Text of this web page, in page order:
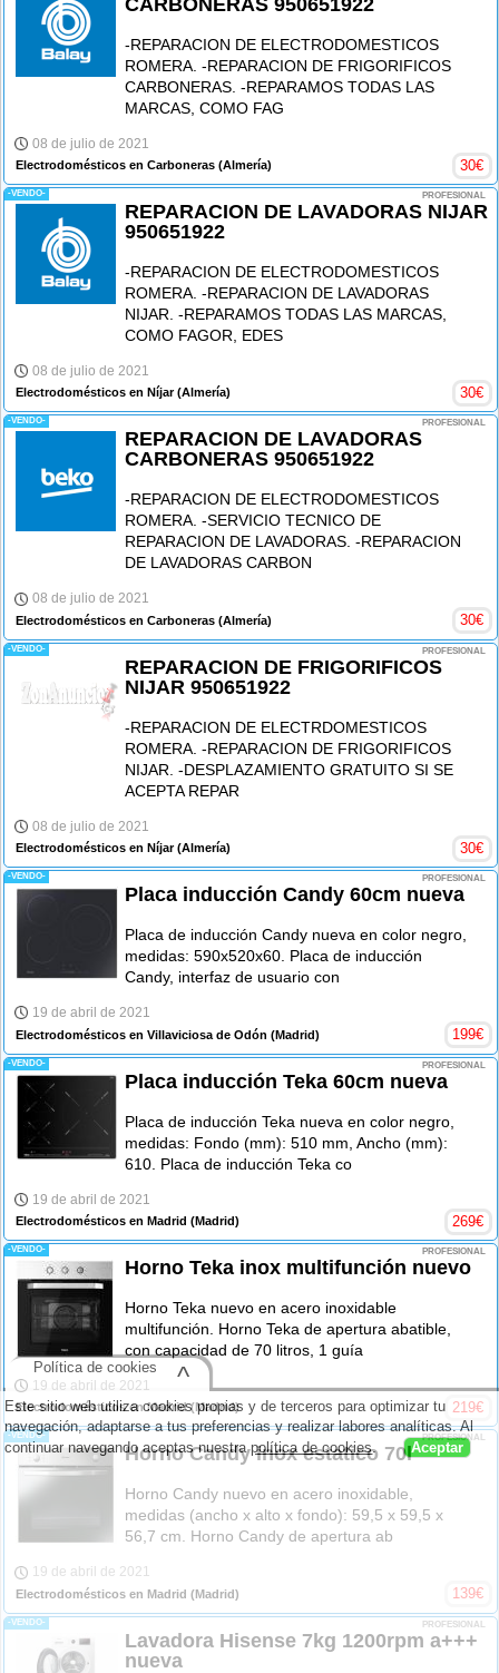
-REPARACION DE ELECTRODOMESTICOS
ROMERA. -REPARACION DE FRIGORIFICOS
CARBONERAS. -REPARAMOS TODAS LAS
MARCAS, COMO FAG
08 de julio de 2021
Electrodomésticos en Carboneras (Almería) 30€
-VENDO- PROFESIONAL
REPARACION DE LAVADORAS NIJAR
950651922
-REPARACION DE ELECTRODOMESTICOS
ROMERA. -REPARACION DE LAVADORAS
NIJAR. -REPARAMOS TODAS LAS MARCAS,
COMO FAGOR, EDES
08 de julio de 2021
Electrodomésticos en Níjar(Almería) 30€
-VENDO- PROFESIONAL
REPARACION DE LAVADORAS
CARBONERAS 950651922
-REPARACION DE ELECTRODOMESTICOS
ROMERA. -SERVICIO TECNICO DE
REPARACION DE LAVADORAS. -REPARACION
DE LAVADORAS CARBON
08 de julio de 2021
Electrodomésticos en Carboneras (Almería) 30€
-VENDO- PROFESIONAL
REPARACION DE FRIGORIFICOS
NIJAR 950651922
-REPARACION DE ELECTRDOMESTICOS
ROMERA. -REPARACION DE FRIGORIFICOS
NIJAR. -DESPLAZAMIENTO GRATUITO SI SE
ACEPTA REPAR
08 de julio de 2021
Electrodomésticos en Níjar(Almería) 30€
-VENDO- PROFESIONAL
Placa inducción Candy 60cm nueva
Placa de inducción Candy nueva en color negro,
medidas: 590x520x60. Placa de inducción
Candy, interfaz de usuario con
19 de abril de 2021
Electrodomésticos en Villaviciosa de Odón (Madrid) 199€
-VENDO- PROFESIONAL
Placa inducción Teka 60cm nueva
Placa de inducción Teka nueva en color negro,
medidas: Fondo (mm): 510 mm, Ancho (mm):
610. Placa de inducción Teka co
19 de abril de 2021
Electrodomésticos en Madrid (Madrid) 269€
-VENDO- PROFESIONAL
Horno Teka inox multifunción nuevo
Horno Teka nuevo en acero inoxidable
multifunción. Horno Teka de apertura abatible,
con capacidad de 70 litros, 1 guía
19 de abril de 2021
Electrodomésticos en Madrid(Madrid) 219€
-VENDO- PROFESIONAL
Horno Candy inox estatico 70l
Horno Candy nuevo en acero inoxidable,
medidas (ancho x alto x fondo): 59,5 x 59,5 x
56,7 cm. Horno Candy de apertura ab
19 de abril de 2021
Electrodomésticos en Madrid (Madrid) 139€
-VENDO- PROFESIONAL
Lavadora Hisense 7kg 1200rpm a+++
nueva
Este sitio web utiliza cookies propias y de terceros para optimizar tu
navegación, adaptarse a tus preferencias y realizar labores analíticas. Al
continuar navegando aceptas nuestrapolítica de cookies. Aceptar
Política de cookies ^